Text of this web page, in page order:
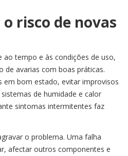
risco de novas
ao tempo e às condições de uso,
de avarias com boas práticas.
em bom estado, evitar improvisos
de humidade e calor
sintomas intermitentes faz
o problema. Uma falha
afectar outros componentes e